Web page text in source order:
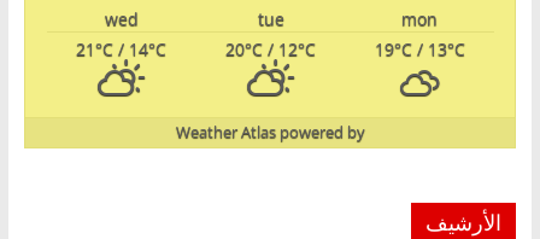
mon
tue
wed
19°C/ 13°C
20°C / 12°C
21°C / 14°C
powered by
Weather Atlas
الأرشيف